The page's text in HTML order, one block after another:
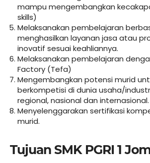
mampu mengembangkan
skills)
Melaksanakan pembelajaran
menghasilkan layanan jasa atau
inovatif sesuai keahliannya.
Melaksanakan pembelajaran
Factory (Tefa)
Mengembangkan potensi murid
berkompetisi di dunia usaha/
regional, nasional dan internasional.
Menyelenggarakan sertifikasi
murid.
Tujuan SMK PGRI 1